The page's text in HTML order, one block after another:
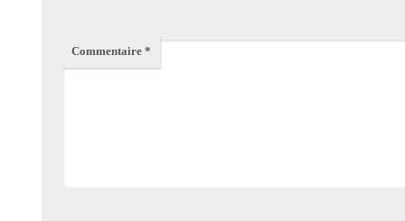
Commentaire *